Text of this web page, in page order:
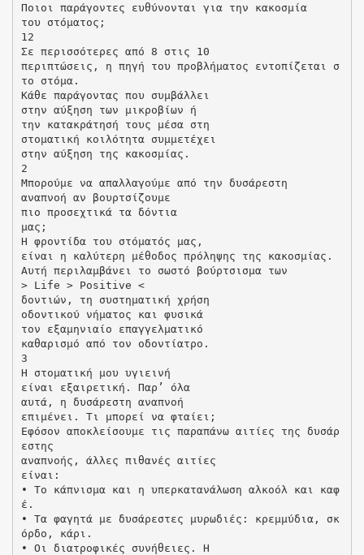
Ποιοι παράγοντες ευθύνονται για την κακοσμία
του στόματος;
12
Σε περισσότερες από 8 στις 10
περιπτώσεις, η πηγή του προβλήματος εντοπίζεται σ
το στόμα.
Κάθε παράγοντας που συμβάλλει
στην αύξηση των μικροβίων ή
την κατακράτησή τους μέσα στη
στοματική κοιλότητα συμμετέχει
στην αύξηση της κακοσμίας.
2
Μπορούμε να απαλλαγούμε από την δυσάρεστη
αναπνοή αν βουρτσίζουμε
πιο προσεχτικά τα δόντια
μας;
Η φροντίδα του στόματός μας,
είναι η καλύτερη μέθοδος πρόληψης της κακοσμίας.
Αυτή περιλαμβάνει το σωστό βούρτσισμα των
> Life > Positive <
δοντιών, τη συστηματική χρήση
οδοντικού νήματος και φυσικά
τον εξαμηνιαίο επαγγελματικό
καθαρισμό από τον οδοντίατρο.
3
Η στοματική μου υγιεινή
είναι εξαιρετική. Παρ’ όλα
αυτά, η δυσάρεστη αναπνοή
επιμένει. Τι μπορεί να φταίει;
Εφόσον αποκλείσουμε τις παραπάνω αιτίες της δυσάρ
εστης
αναπνοής, άλλες πιθανές αιτίες
είναι:
• Το κάπνισμα και η υπερκατανάλωση αλκοόλ και καφ
έ.
• Τα φαγητά με δυσάρεστες μυρωδιές: κρεμμύδια, σκ
όρδο, κάρι.
• Οι διατροφικές συνήθειες. Η